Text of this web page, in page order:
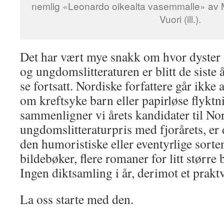
nemlig «Leonardo oikealta vasemmalle» av
Vuori (ill.).
Det har vært mye snakk om hvor
og ungdomslitteraturen er blitt de siste
se fortsatt. Nordiske forfattere går ikke
om kreftsyke barn eller papirløse
sammenligner vi årets kandidater til
ungdomslitteraturpris med fjorårets, er
den humoristiske eller eventyrlige
bildebøker, flere romaner for litt større
Ingen diktsamling i år, derimot et
La oss starte med den.